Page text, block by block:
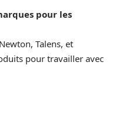
pour les
Talens, et
pour travailler avec